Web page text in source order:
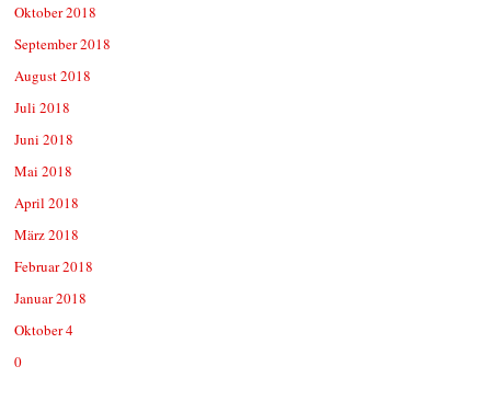
Oktober 2018
September 2018
August 2018
Juli 2018
Juni 2018
Mai 2018
April 2018
März 2018
Februar 2018
Januar 2018
Oktober 4
0